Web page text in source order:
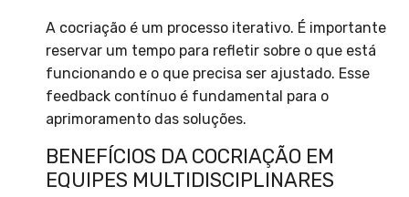
A cocriação é um processo iterativo. É importante
reservar um tempo para refletir sobre o que está
funcionando e o que precisa ser ajustado. Esse
feedback contínuo é fundamental para o
aprimoramento das soluções.
BENEFÍCIOS DA COCRIAÇÃO EM
EQUIPES MULTIDISCIPLINARES